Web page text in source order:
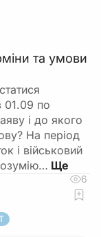
та умови
01.09 по
і до якого
На період
і військовий
6